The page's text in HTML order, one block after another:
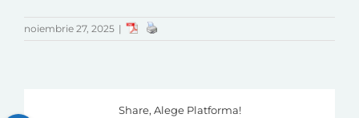
noiembrie 27, 2025 |
Share, Alege Platforma!